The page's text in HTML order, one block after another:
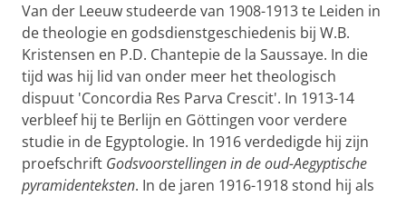
Van der Leeuw studeerde van 1908-1913 te Leiden in
de theologie en godsdienstgeschiedenis bij W.B.
Kristensen en P.D. Chantepie de la Saussaye. In die
tijd was hij lid van onder meer het theologisch
dispuut 'Concordia Res Parva Crescit'. In 1913-14
verbleef hij te Berlijn en Göttingen voor verdere
studie in de Egyptologie. In 1916 verdedigde hij zijn
proefschrift Godsvoorstellingen in de oud-Aegyptische
pyramidenteksten. In de jaren 1916-1918 stond hij als